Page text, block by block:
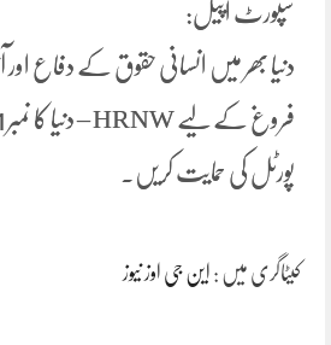
سپورٹ اپیل:
دنیا بھر میں انسانی حقوق کے دفاع
پورٹل کی حمایت کریں۔
کیٹاگری میں : این جی اوز نیوز